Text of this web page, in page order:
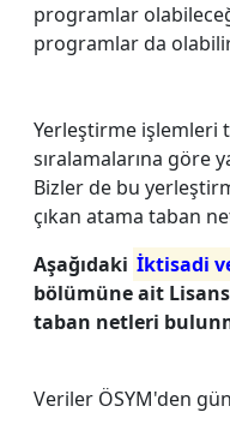
programlar
programlar da
Yerleştirme işlemleri
sıralamalarına göre
Bizler de bu
çıkan atama taban
Aşağıdaki İktisadi
bölümüne ait Lisans
taban netleri
Veriler ÖSYM'den